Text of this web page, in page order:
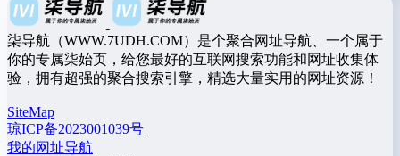
柒导航（WWW.7UDH.COM）是个聚合网址导航、一个属于
你的专属柒始页，给您最好的互联网搜索功能和网址收集体
验，拥有超强的聚合搜索引擎，精选大量实用的网址资源！
SiteMap
琼ICP备2023001039号
我的网址导航